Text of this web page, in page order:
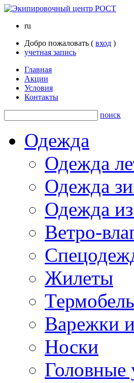
ru
Добро пожаловать ( вход )
учетная запись
Главная
Акции
Условия
Контакты
поиск
Одежда
Одежда
Одежда
Одежда
Ветро-
Жилеты
Варежки
Носки
Головные